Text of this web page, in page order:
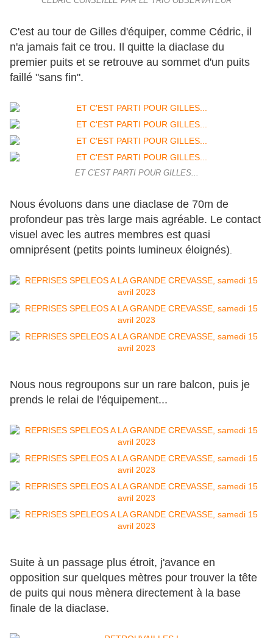
C'est au tour de Gilles d'équiper, comme Cédric, il
n'a jamais fait ce trou. Il quitte la diaclase du
premier puits et se retrouve au sommet d'un puits
faillé "sans fin".
ET C'EST PARTI POUR GILLES...
Nous évoluons dans une diaclase de 70m de
profondeur pas très large mais agréable. Le contact
visuel avec les autres membres est quasi
omniprésent (petits points lumineux éloignés)
Nous nous regroupons sur un rare balcon, puis je
prends le relai de l'équipement...
Suite à un passage plus étroit, j'avance en
opposition sur quelques mètres pour trouver la tête
de puits qui nous mènera directement à la base
finale de la diaclase.